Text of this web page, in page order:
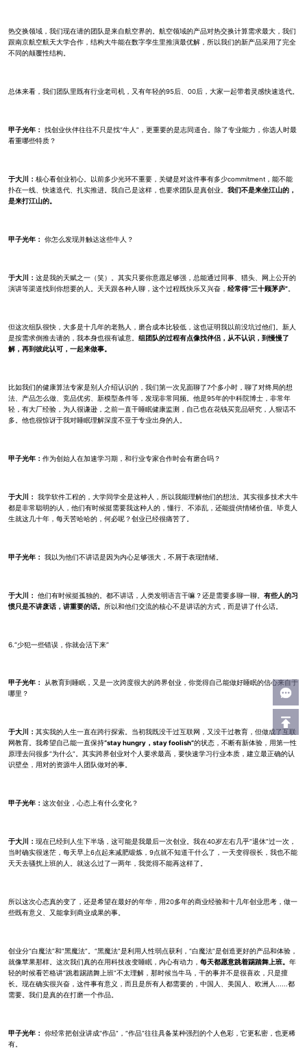
热交换领域，我们现在请的团队是来自航空界的。航空领域的产品对热交换计算需求最大，我们
跟南京航空航天大学合作，结构大牛能在数字孪生里推演最优解，所以我们的新产品采用了完全
不同的颠覆性结构。
总体来看，我们团队里既有行业老司机，又有年轻的95后、00后，大家一起带着灵感快速迭代。
甲子光年：
找创业伙伴往往不只是找“牛人”，更重要的是志同道合。除了专业能力，你选人时最
看重哪些特质？
于大川： 核心看创业初心。以前多少光环不重要，关键是对这件事有多少commitment，能不能
扑在一线、快速迭代、扎实推进。我自己是这样，也要求团队是真创业。 我们不是来坐江山的，
是来打江山的。
甲子光年： 你怎么发现并触达这些牛人？
于大川： 这是我的天赋之一（笑）。其实只要你意愿足够强，总能通过同事、猎头、网上公开的
演讲等渠道找到你想要的人。天天跟各种人聊，这个过程既快乐又兴奋， 经常得“三十顾茅庐”。
但这次组队很快，大多是十几年的老熟人，磨合成本比较低，这也证明我以前没坑过他们。新人
是按需求倒推去请的，我本身也很有诚意。 组团队的过程有点像找伴侣，从不认识，到慢慢了
解，再到彼此认可，一起来做事。
比如我们的健康算法专家是别人介绍认识的，我们第一次见面聊了7个多小时，聊了对终局的想
法、产品怎么做、竞品优劣、新模型条件等，发现非常同频。他是95年的中科院博士，非常年
轻，有大厂经验，为人很谦逊，之前一直干睡眠健康监测，自己也在花钱买竞品研究，人狠话不
多。他也很惊讶于我对睡眠理解深度不亚于专业出身的人。
甲子光年： 作为创始人在加速学习期，和行业专家合作时会有磨合吗？
于大川：
我学软件工程的，大学同学全是这种人，所以我能理解他们的想法。其实很多技术大牛
都是非常聪明的i人，他们有时候挺需要我这种人的，懂行、不添乱，还能提供情绪价值。毕竟人
生就这几十年，每天苦哈哈的，何必呢？创业已经很痛苦了。
甲子光年： 我以为他们不讲话是因为内心足够强大，不屑于表现情绪。
于大川： 他们有时候挺孤独的。都不讲话，人类发明语言干嘛？还是需要多聊一聊。 有些人的习
惯只是不讲废话，讲重要的话。 所以和他们交流的核心不是讲话的方式，而是讲了什么话。
6.“少犯一些错误，你就会活下来”
甲子光年：
从教育到睡眠，又是一次跨度很大的跨界创业，你觉得自己能做好睡眠的信心来自于
哪里？
于大川： 其实我的人生一直在跨行探索。当初我既没干过互联网，又没干过教育，但做成了互联
网教育。我希望自己能一直保持“stay hungry，stay foolish”的状态，不断有新体验，用第一性
原理去问很多“为什么”。其实跨界创业对个人要求最高，要快速学习行业本质，建立最正确的认
识壁垒，用对的资源牛人团队做对的事。
甲子光年： 这次创业，心态上有什么变化？
于大川： 现在已经到人生下半场，这可能是我最后一次创业。我在40岁左右几乎“退休”过一次，
当时确实很迷茫，每天早上6点起来减肥锻炼，9点就不知道干什么了，一天变得很长，我也不能
天天去骚扰上班的人。就这么过了一两年，我觉得不能再这样了。
所以这次心态真的变了，还是希望在最好的年华，用20多年的商业经验和十几年创业思考，做一
些既有意义、又能拿到商业成果的事。
创业分“白魔法”和“黑魔法”。“黑魔法”是利用人性弱点获利，“白魔法”是创造更好的产品和体验，
就像苹果那样。这次我们真的在用科技改变睡眠，内心有动力， 每天都愿意跳着踢踏舞上班。 年
轻的时候看芒格讲“跳着踢踏舞上班”不太理解，那时候当牛马，干的事并不是很喜欢，只是擅
长。现在确实很兴奋，这件事有意义，而且是所有人都需要的，中国人、美国人、欧洲人......都
需要。我们是真的在打磨一个作品。
甲子光年：
你经常把创业讲成“作品”，“作品”往往具备某种强烈的个人色彩，它更私密，也更稀
有。